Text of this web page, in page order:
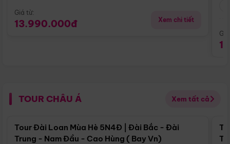
Giá từ:
13.990.000đ Xem chi tiết
TOUR CHÂU Á Xem tất cả
Điểm nổi bật
Tour Đài Loan Mùa Hè 5N4Đ | Đài Bắc - Đài
Trung - Nam Đầu - Cao Hùng ( Bay Vn)